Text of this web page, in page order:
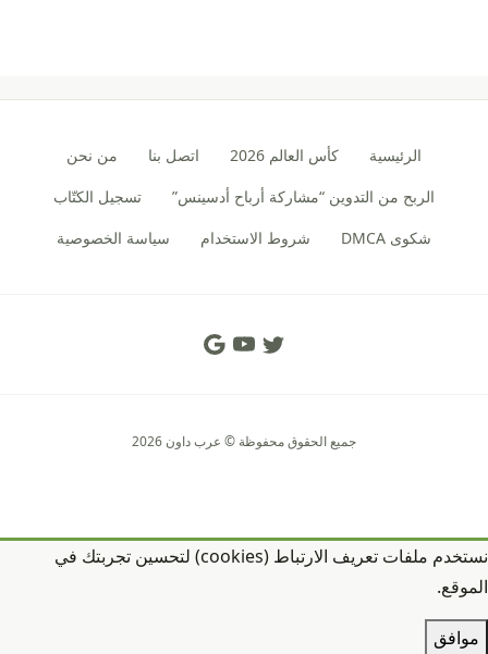
الرئيسية كأس العالم 2026 اتصل بنا
من نحن
الربح من التدوين “مشاركة أرباح أدسينس”
تسجيل الكتّاب
شكوى DMCA
شروط الاستخدام سياسة الخصوصية
Social Links
جميع الحقوق محفوظة © عرب داون 2026
نستخدم ملفات تعريف الارتباط (cookies) لتحسين تجربتك في
الموقع.
موافق